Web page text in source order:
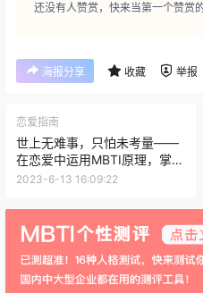
还没有人赞赏，快来当第一个赞赏的
海报分享 收藏 举报
恋爱指南
世上无难事，只怕未考量——
在恋爱中运用MBTI原理，掌握
情感邦分
2023-6-13 16:09:22